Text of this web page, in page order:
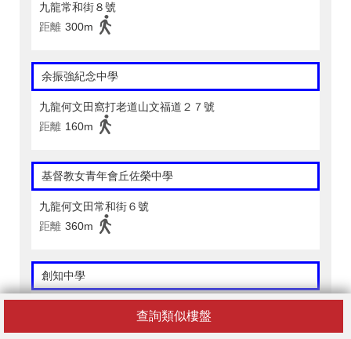
查詢類似樓盤
九龍常和街８號
距離 300m
余振強紀念中學
九龍何文田窩打老道山文福道２７號
距離 160m
基督教女青年會丘佐榮中學
九龍何文田常和街６號
距離 360m
創知中學
及南翼（及第二期校舍）